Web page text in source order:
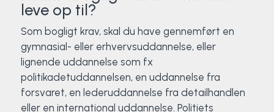
leve op til?
Som bogligt krav, skal du have gennemført en
gymnasial- eller erhvervsuddannelse, eller
lignende uddannelse som fx
politikadetuddannelsen, en uddannelse fra
forsvaret, en lederuddannelse fra detailhandlen
eller en international uddannelse. Politiets